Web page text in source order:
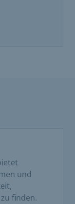
und
finden.